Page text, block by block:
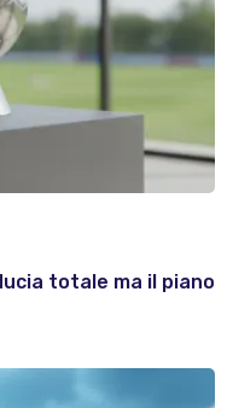
totale ma il piano